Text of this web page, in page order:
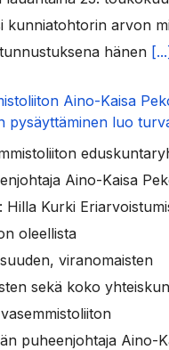
kunniatohtorin arvon
hänen
Aino-Kaisa
pysäyttäminen luo
Aino-Kaisa
Hilla Kurki
oleellista
viranomaisten
sekä koko
puheenjohtaja Aino-